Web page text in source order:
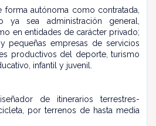
forma autónoma como contratada,
sea administración general,
en entidades de carácter privado;
pequeñas empresas de servicios
productivos del deporte, turismo
infantil y juvenil.
de itinerarios terrestres-
por terrenos de hasta media